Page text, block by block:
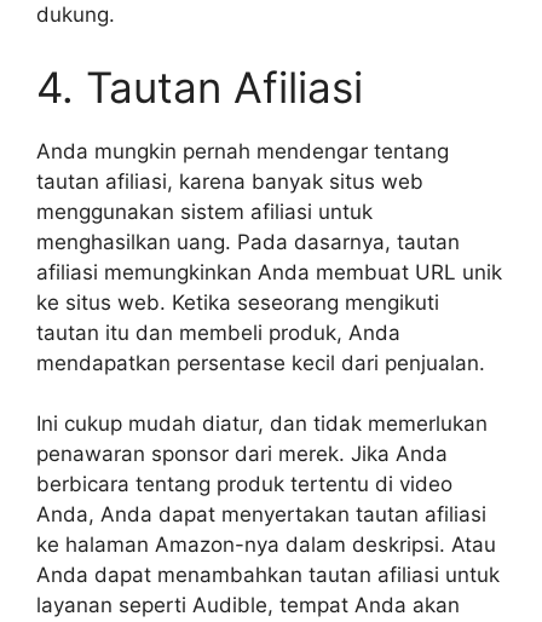
dukung.
4. Tautan Afiliasi
Anda mungkin pernah mendengar tentang
tautan afiliasi, karena banyak situs web
menggunakan sistem afiliasi untuk
menghasilkan uang. Pada dasarnya, tautan
afiliasi memungkinkan Anda membuat URL unik
ke situs web. Ketika seseorang mengikuti
tautan itu dan membeli produk, Anda
mendapatkan persentase kecil dari penjualan.
Ini cukup mudah diatur, dan tidak memerlukan
penawaran sponsor dari merek. Jika Anda
berbicara tentang produk tertentu di video
Anda, Anda dapat menyertakan tautan afiliasi
ke halaman Amazon-nya dalam deskripsi. Atau
Anda dapat menambahkan tautan afiliasi untuk
layanan seperti Audible, tempat Anda akan